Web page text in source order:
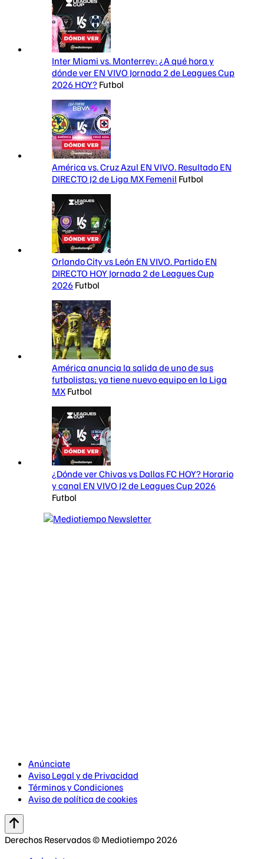
Inter Miami vs. Monterrey: ¿A qué hora y
dónde ver EN VIVO Jornada 2 de Leagues Cup
2026 HOY? Futbol
América vs. Cruz Azul EN VIVO. Resultado EN
DIRECTO J2 de Liga MX Femenil Futbol
Orlando City vs León EN VIVO. Partido EN
DIRECTO HOY Jornada 2 de Leagues Cup
2026 Futbol
América anuncia la salida de uno de sus
futbolistas; ya tiene nuevo equipo en la Liga
MX Futbol
¿Dónde ver Chivas vs Dallas FC HOY? Horario
y canal EN VIVO J2 de Leagues Cup 2026
Futbol
Anúnciate
Aviso Legal y de Privacidad
Términos y Condiciones
Aviso de política de cookies
Derechos Reservados © Mediotiempo 2026